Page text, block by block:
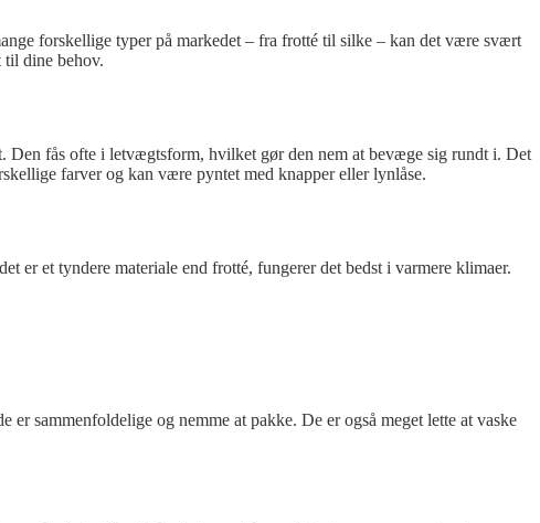
forskellige typer på markedet – fra frotté til silke – kan det være svært
dine behov.
Den fås ofte i letvægtsform, hvilket gør den nem at bevæge sig rundt i. Det
farver og kan være pyntet med knapper eller lynlåse.
er et tyndere materiale end frotté, fungerer det bedst i varmere klimaer.
sammenfoldelige og nemme at pakke. De er også meget lette at vaske